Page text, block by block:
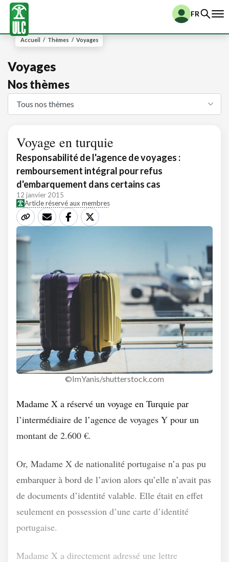
FR
Accueil / Thèmes / Voyages
Voyages
Nos thèmes
Voyage en turquie
Responsabilité de l'agence de voyages :
remboursement intégral pour refus
d'embarquement dans certains cas
12 janvier 2015
Article réservé aux membres
©ImYanis/shutterstock.com
Madame X a réservé un voyage en Turquie par
l’intermédiaire de l’agence de voyages Y pour un
montant de 2.600 €.
Or, Madame X de nationalité portugaise n’a pas pu
embarquer à bord de l’avion alors qu’elle n’avait pas
de documents d’identité valable. Elle était en effet
seulement en possession d’une carte d’identité
portugaise.
Madame X a directement adressé une lettre